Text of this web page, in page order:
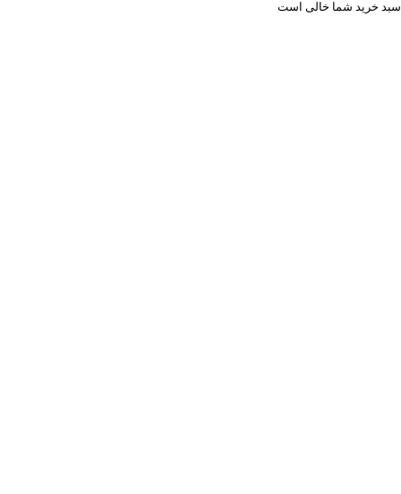
سبد خرید شما خالی است